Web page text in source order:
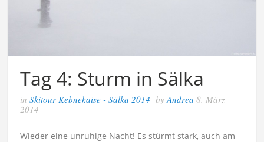
Tag 4: Sturm in Sälka
inSkitour Kebnekaise - Sälka 2014 byAndrea 8. März
2014
Wieder eine unruhige Nacht! Es stürmt stark, auch am